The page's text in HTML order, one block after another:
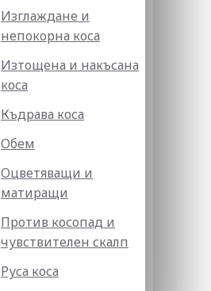
Изглаждане и
непокорна коса
Изтощена и накъсана
коса
Къдрава коса
Обем
Оцветяващи и
матиращи
Против косопад и
чувствителен скалп
Руса коса